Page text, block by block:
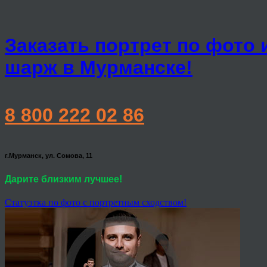
Заказать портрет по фото
шарж в Мурманске!
8 800 222 02 86
г.Мурманск, ул. Сомова, 11
Дарите близким лучшее!
Статуэтка по фото с портретным сходством!